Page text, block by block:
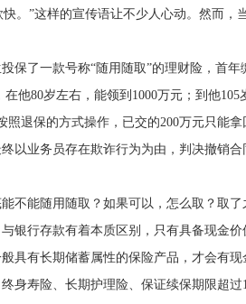
。”这样的宣传语让不少人心动。然而，
保了一款号称“随用随取”的理财险，首年
他80岁左右，能领到1000万元；到他105
退保的方式操作，已交的200万元只能拿
以业务员存在欺诈行为为由，判决撤销
不能随用随取？如果可以，怎么取？取了
银行存款有着本质区别，只有具备现金价
具有长期储蓄属性的保险产品，才会有
身寿险、长期护理险、保证续保期限超过